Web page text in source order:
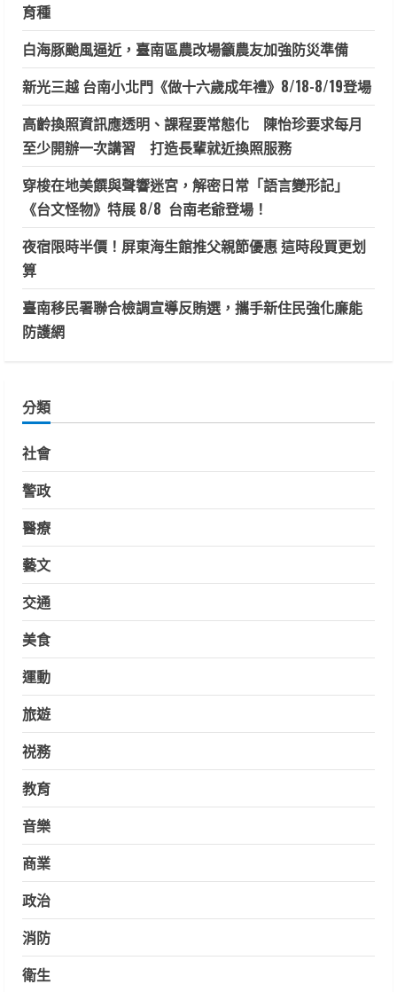
育種
白海豚颱風逼近，臺南區農改場籲農友加強防災準備
新光三越 台南小北門《做十六歲成年禮》8/18-8/19登場
高齡換照資訊應透明、課程要常態化 陳怡珍要求每月
至少開辦一次講習 打造長輩就近換照服務
穿梭在地美饌與聲響迷宮，解密日常「語言變形記」
《台文怪物》特展 8/8 台南老爺登場！
夜宿限時半價！屏東海生館推父親節優惠 這時段買更划
算
臺南移民署聯合檢調宣導反賄選，攜手新住民強化廉能
防護網
分類
社會
警政
醫療
藝文
交通
美食
運動
旅遊
祱務
教育
音樂
商業
政治
消防
衛生